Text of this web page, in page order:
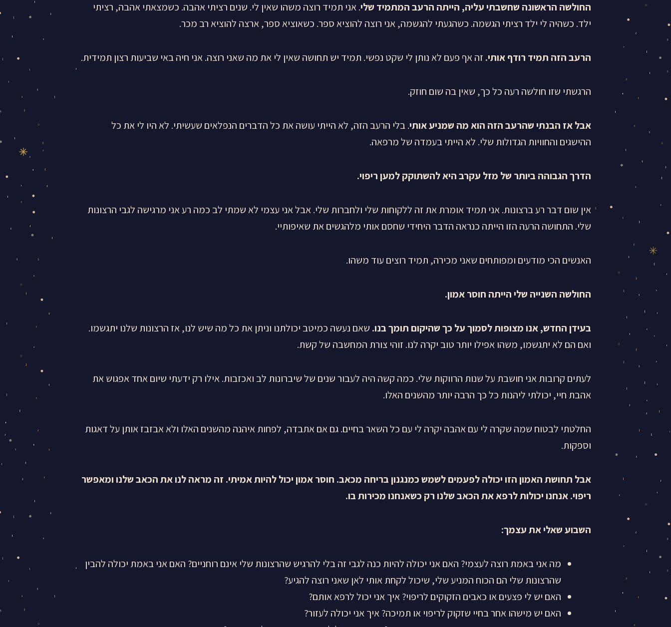
החולשה הראשונה שחשבתי עליה, הייתה הרעב המתמיד שלי. אני תמיד רוצה משהו שאין לי. שנים רציתי אהבה. כשמצאתי אהבה, רציתי
ילד. כשהיה לי ילד רציתי הגשמה. כשהגעתי להגשמה, אני רוצה להוציא ספר. כשאוציא ספר, ארצה להוציא רב מכר.
הרעב הזה תמיד רודף אותי. זה אף פעם לא נותן לי שקט נפשי. תמיד יש תחושה שאין לי את מה שאני רוצה. אני חיה באי שביעות רצון תמידית.
הרגשתי שזו חולשה רעה כל כך, שאין בה שום חוזק.
אבל אז הבנתי שהרעב הזה הוא מה שמניע אותי. בלי הרעב הזה, לא הייתי עושה את כל הדברים הנפלאים שעשיתי. לא היו לי את כל
ההישגים והחוויות הגדולות שלי. לא הייתי בעמדה של מרפאה.
הדרך הגבוהה ביותר של מזל עקרב היא להשתוקק למען ריפוי.
אין שום דבר רע ברצונות. אני תמיד אומרת את זה ללקוחות שלי ולחברות שלי. אבל אני עצמי לא שמתי לב כמה רע אני מרגישה לגבי הרצונות
שלי. התחושה הרעה הזו הייתה כנראה הדבר היחידי שחסם אותי מלהגשים את שאיפותיי.
האנשים הכי מודעים ומפותחים שאני מכירה, תמיד רוצים עוד משהו.
החולשה השנייה שלי הייתה חוסר אמון.
בעידן החדש, אנו מצופות לסמוך על כך שהיקום תומך בנו. שאם נעשה כמיטב יכולתנו וניתן את כל מה שיש לנו, אז הרצונות שלנו יתגשמו.
ואם הם לא יתגשמו, משהו אפילו יותר טוב יקרה לנו. זוהי צורת המחשבה של קשת.
לעתים קרובות אני חושבת על שנות הרווקות שלי. כמה קשה היה לעבור שנים של שיברונות לב ואכזבות. אילו רק ידעתי שיום אחד אפגוש את
אהבת חיי, יכולתי ליהנות כל כך הרבה יותר מהשנים האלו.
החלטתי לבטוח שמה שקרה לי עם אהבה יקרה לי עם כל השאר בחיים. גם אם אתבדה, לפחות איהנה מהשנים האלו ולא אבזבז אותן על דאגות
וספקות.
אבל תחושת האמון הזו יכולה לפעמים לשמש כמנגנון בריחה מכאב. חוסר אמון יכול להיות אמיתי. זה מראה לנו את הכאב שלנו ומאפשר
ריפוי. אנחנו יכולות לרפא את הכאב שלנו רק כשאנחנו מכירות בו.
השבוע שאלי את עצמך:
מה אני באמת רוצה לעצמי? האם אני יכולה להיות כנה לגבי זה בלי להרגיש שהרצונות שלי אינם רוחניים? האם אני באמת יכולה להבין
שהרצונות שלי הם הכוח המניע שלי, שיכול לקחת אותי לאן שאני רוצה להגיע?
האם יש לי פצעים או כאבים הזקוקים לריפוי? איך אני יכול לרפא אותם?
האם יש מישהו אחר בחיי שזקוק לריפוי או תמיכה? איך אני יכולה לעזור?